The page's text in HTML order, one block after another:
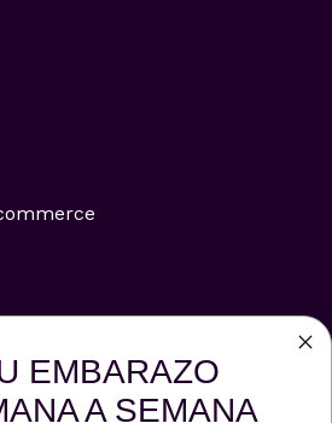
EMBARAZO
A SEMANA